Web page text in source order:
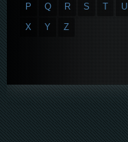
P
Q R S T U
X
Y Z